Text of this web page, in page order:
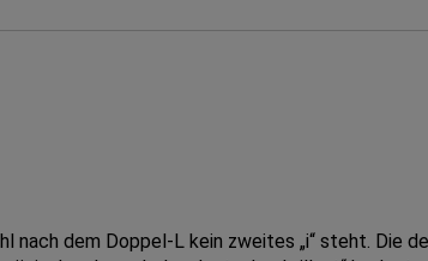
nach dem Doppel-L kein zweites „i“ steht. Die